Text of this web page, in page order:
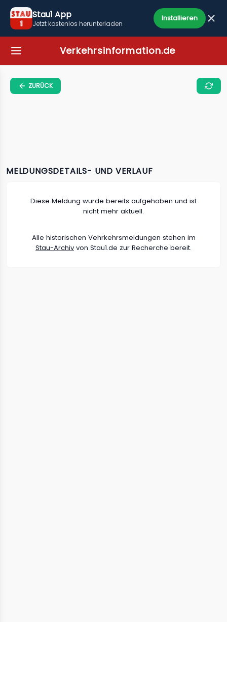
Stau1 App
Jetzt kostenlos herunterladen
Installieren
Verkehrsinformation.de
ZURÜCK
MELDUNGSDETAILS- UND VERLAUF
Diese Meldung wurde bereits aufgehoben und ist
nicht mehr aktuell.
Alle historischen Vehrkehrsmeldungen stehen im
Stau-Archiv von Stau1.de zur Recherche bereit.